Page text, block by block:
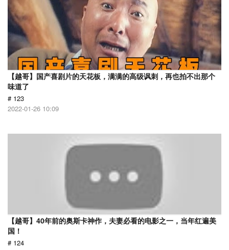
【越哥】国产喜剧片的天花板，满满的高级讽刺，再也拍不出那个
味道了
# 123
2022-01-26 10:09
【越哥】40年前的奥斯卡神作，夫妻必看的电影之一，当年红遍美
国！
# 124